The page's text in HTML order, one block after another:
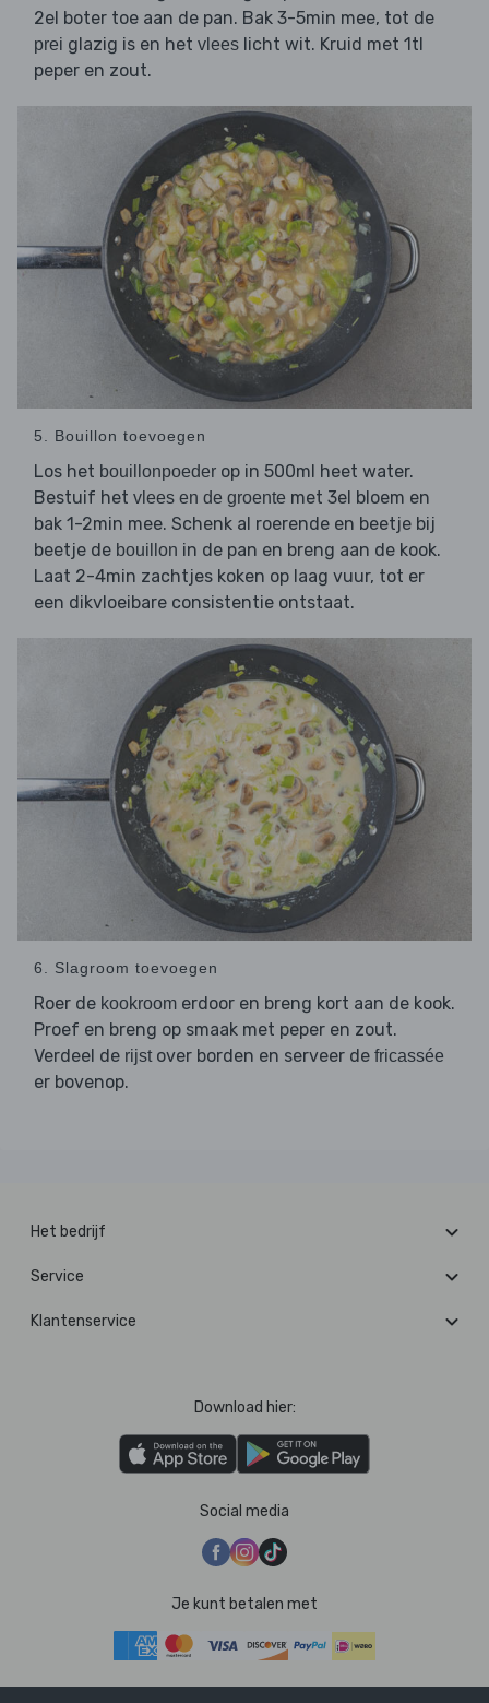
2el boter toe aan de pan. Bak 3-5min mee, tot de
prei glazig is en het vlees licht wit. Kruid met 1tl
peper en zout.
5. Bouillon toevoegen
Los het bouillonpoeder op in 500ml heet water.
Bestuif het vlees en de groente met 3el bloem en
bak 1-2min mee. Schenk al roerende en beetje bij
beetje de bouillon in de pan en breng aan de kook.
Laat 2-4min zachtjes koken op laag vuur, tot er
een dikvloeibare consistentie ontstaat.
6. Slagroom toevoegen
Roer de kookroom erdoor en breng kort aan de kook.
Proef en breng op smaak met peper en zout.
Verdeel de rijstover borden en serveer de fricassée
er bovenop.
Het bedrijf
Service
Klantenservice
Download hier:
Social media
Je kunt betalen met